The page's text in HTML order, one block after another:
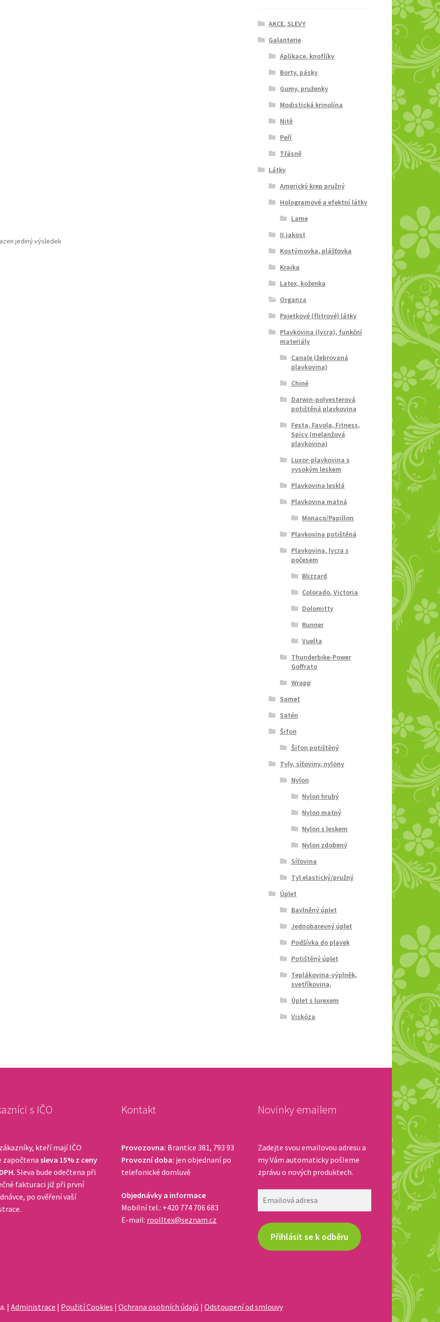
jediný výsledek
AKCE, SLEVY
Galanterie
Aplikace, knoflíky
Borty, pásky
Gumy, pruženky
Modistická krinolína
Nitě
Peří
Třásně
Látky
Americký krep pružný
Hologramové a efektní látky
Lame
II.jakost
Kostýmovka, plášťovka
Krajka
Latex, koženka
Organza
Pajetkové (flitrové) látky
Plavkovina (lycra), funkční
materiály
Canale (žebrovaná
plavkovina)
Chiné
Darwin-polyesterová
potištěná plavkovina
Festa, Favola, Fitness,
Spicy (melanžová
plavkovina)
Luxor-plavkovina s
vysokým leskem
Plavkovina lesklá
Plavkovina matná
Monaco/Papillon
Plavkovina potištěná
Plavkovina, lycra s
počesem
Blizzard
Colorado, Victoria
Dolomitty
Runner
Vuelta
Thunderbike-Power
Goffrato
Wrapp
Samet
Satén
Šifon
Šifon potištěný
Tyly, síťoviny, nylony
Nylon
Nylon hrubý
Nylon matný
Nylon s leskem
Nylon zdobený
Síťovina
Tyl elastický/pružný
Úplet
Bavlněný úplet
Jednobarevný úplet
Podšívka do plavek
Potištěný úplet
Teplákovina-výplněk,
svetříkovina,
Úplet s lurexem
Viskóza
s IČO
kteří mají IČO
započtena sleva 15% z ceny
Sleva bude odečtena při
fakturaci již při první
po ověření vaší
Kontakt
Provozovna: Brantice 381, 793 93
Provozní doba: jen objednaní po
telefonické domluvě
Objednávky a informace
Mobilní tel.: +420 774 706 683
E-mail: roolltex@seznam.cz
Novinky emailem
Zadejte svou emailovou adresu a
my Vám automaticky pošleme
zprávu o nových produktech.
Přihlásit se k odběru
|Administrace | Použití Cookies |Ochrana osobních údajů |Odstoupení od smlouvy